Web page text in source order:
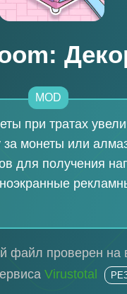
MOD
при тратах
монеты или
для получения
файл проверен на
Virustotal